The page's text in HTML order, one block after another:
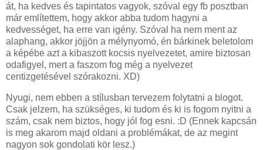
át, ha kedves és tapintatos vagyok, szóval egy fb posztban
már említettem, hogy akkor abba tudom hagyni a
kedvességet, ha erre van igény. Szóval ha nem ment az
alaphang, akkor jöjjön a mélynyomó, én bárkinek beletolom
a képébe azt a kibaszott kocsis nyelvezetet, amire biztosan
odafigyel, mert a faszom fog még a nyelvezet
centizgetésével szórakozni. XD)
Nyugi, nem ebben a stílusban tervezem folytatni a blogot.
Csak jelzem, ha szükséges, ki tudom és ki is fogom nyitni a
szám, csak nem biztos, hogy jól fog esni. :D (Ennek kapcsán
is meg akarom majd oldani a problémákat, de az megint
nagyon sok gondolati kör lesz.)